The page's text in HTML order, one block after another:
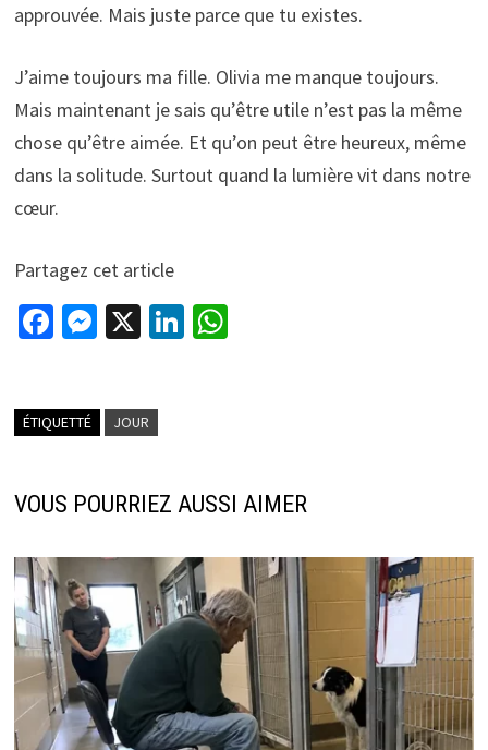
approuvée. Mais juste parce que tu existes.
J’aime toujours ma fille. Olivia me manque toujours.
Mais maintenant je sais qu’être utile n’est pas la même
chose qu’être aimée. Et qu’on peut être heureux, même
dans la solitude. Surtout quand la lumière vit dans notre
cœur.
Partagez cet article
Fa
o
k
M
n
r
X Li W
p
ÉTIQUETTÉ JOUR
VOUS POURRIEZ AUSSI AIMER